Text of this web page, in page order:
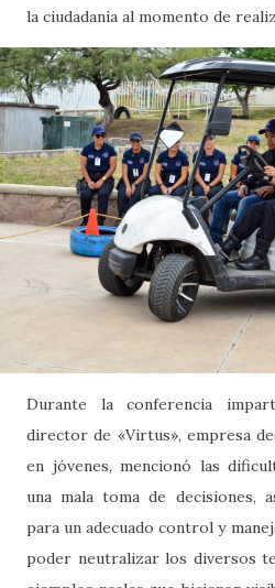
la ciudadanía al momento de
Durante la conferencia
director de «Virtus», empresa
en jóvenes, mencionó las
una mala toma de decisiones,
para un adecuado control y
poder neutralizar los diversos